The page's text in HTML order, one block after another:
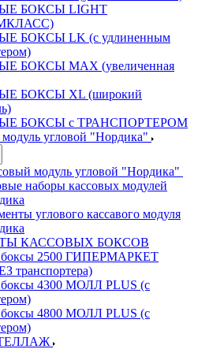
БОКСЫ LIGHT
БОКСЫ LK (с удлиненным
БОКСЫ MAX (увеличенная
БОКСЫ XL (широкий
БОКСЫ с ТРАНСПОРТЕРОМ
угловой "Нордика"
модуль угловой "Нордика"
наборы кассовых модулей
углового кассавого модуля
КАССОВЫХ БОКСОВ
боксы 2500 ГИПЕРМАРКЕТ
транспортера)
боксы 4300 МОЛЛ PLUS (с
боксы 4800 МОЛЛ PLUS (с